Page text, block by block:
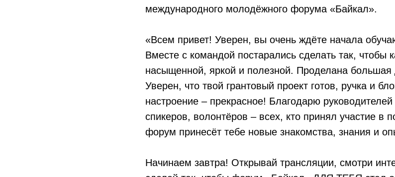
международного молодёжного форума «Байкал».
«Всем привет! Уверен, вы очень ждёте начала
Вместе с командой постарались сделать так,
насыщенной, яркой и полезной. Проделана
Уверен, что твой грантовый проект готов, ручка и
настроение – прекрасное! Благодарю
спикеров, волонтёров – всех, кто принял участие в
форум принесёт тебе новые знакомства, знания и
Начинаем завтра! Открывай трансляции, смотри